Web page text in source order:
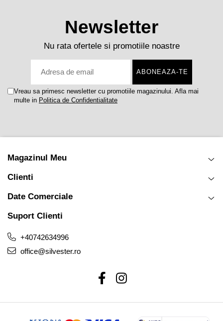
Newsletter
Nu rata ofertele si promotiile noastre
Vreau sa primesc newsletter cu promotiile magazinului. Afla mai
multe in Politica de Confidentialitate
Magazinul Meu
Clienti
Date Comerciale
Suport Clienti
+40742634996
office@silvester.ro